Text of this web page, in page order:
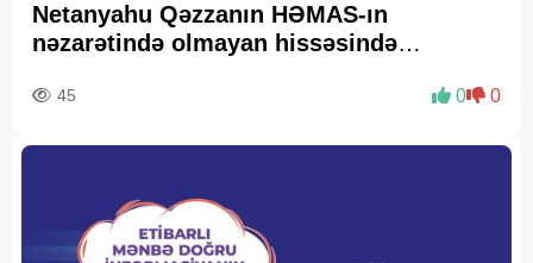
Netanyahu Qəzzanın HƏMAS-ın
nəzarətində olmayan hissəsində
45 0 0